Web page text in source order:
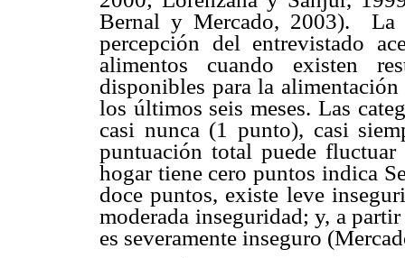
Bernal y Mercado, 2003). La
percepción del entrevistado
alimentos cuando existen
disponibles para la
los últimos seis meses. Las
casi nunca (1 punto), casi
puntuación total puede
hogar tiene cero puntos indica
doce puntos, existe leve
moderada inseguridad; y, a
es severamente inseguro